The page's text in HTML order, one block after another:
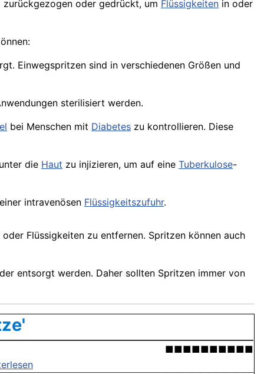
oder gedrückt, um Flüssigkeiten in oder
Einwegspritzen sind in verschiedenen Größen und
sterilisiert werden.
bei Menschen mit Diabetes zu kontrollieren. Diese
die Haut zu injizieren, um auf eine Tuberkulose-
intravenösen Flüssigkeitszufuhr.
oder Flüssigkeiten zu entfernen. Spritzen können auch
entsorgt werden. Daher sollten Spritzen immer von
■■■■■■■■■■